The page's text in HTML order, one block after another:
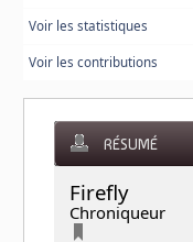
Voir les statistiques
Voir les contributions
RÉSUMÉ
Firefly
Chroniqueur